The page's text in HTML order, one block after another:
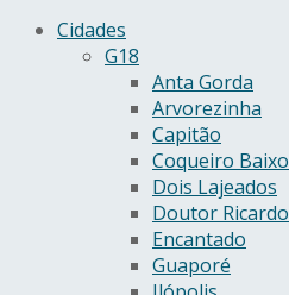
Cidades
G18
Anta Gorda
Arvorezinha
Capitão
Coqueiro Baixo
Dois Lajeados
Doutor Ricardo
Encantado
Guaporé